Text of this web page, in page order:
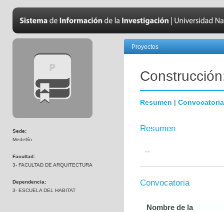
Sede:
Medellín
Facultad:
3- FACULTAD DE ARQUITECTURA
Dependencia:
3- ESCUELA DEL HABITAT
Proyectos
Resumen | Convocatoria
Resumen
--
Convocatoria
Nombre de la